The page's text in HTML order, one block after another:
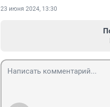
23 июня 2024, 13:30